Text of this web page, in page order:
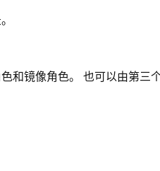
和镜像角色。 也可以由第三